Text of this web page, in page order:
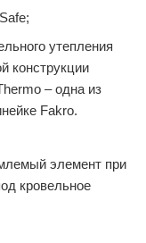
утепления
конструкции
– одна из
Fakro.
элемент при
кровельное